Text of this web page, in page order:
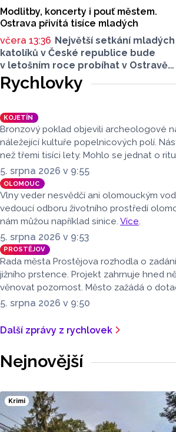
Modlitby, koncerty i pouť městem.
Ostrava přivítá tisíce mladých
včera 13:36 Největší setkání mladých
katolíků v České republice bude
v letošním roce probíhat v Ostravě.
Informovala o tom Olomoucká
arcidiecéze na svých webových
mládeže se uskuteční od úterý 11.
srpna až do neděle 16. srpna.
Očekává se přes 3 tisíce
Rychlovky
KOJETÍN
Bronzový poklad objevili archeologové
náležející kultuře popelnicových polí.
než třemi tisíci lety. Mohlo se jednat o
5. srpna 2026 v 9:55
OLOMOUC
Vlny veder nesvědčí ani olomouckým
vedoucí odboru životního prostředí
nám můžou například sinice. Více.
5. srpna 2026 v 9:53
PROSTĚJOV
Rada města Prostějova rozhodla o
jižního prstence. Projekt zahrnuje hned
věnovat pozornost. Město zažádá o
5. srpna 2026 v 9:50
Další zprávy z rychlovek
Nejnovější
Krimi